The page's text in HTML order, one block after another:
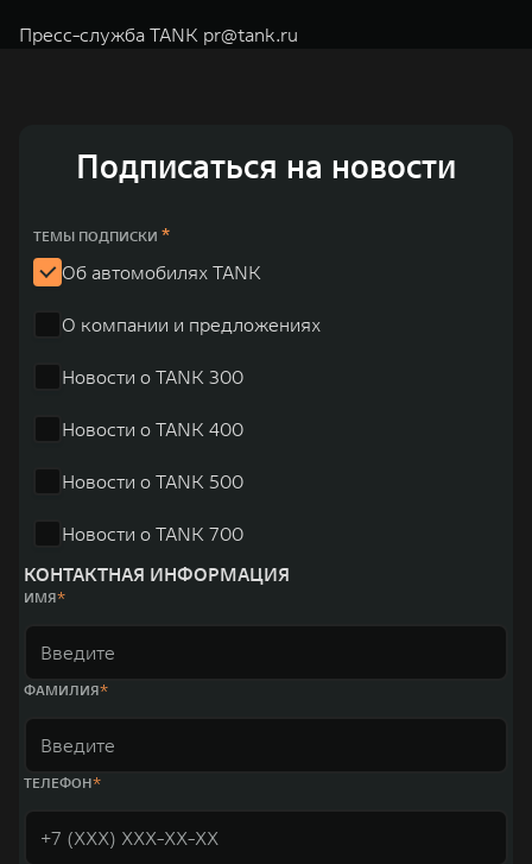
Пресс-служба TANK pr@tank.ru
Подписаться на новости
ТЕМЫ ПОДПИСКИ *
Об автомобилях TANK
О компании и предложениях
Новости о TANK 300
Новости о TANK 400
Новости о TANK 500
Новости о TANK 700
КОНТАКТНАЯ ИНФОРМАЦИЯ
ИМЯ
ФАМИЛИЯ
ТЕЛЕФОН